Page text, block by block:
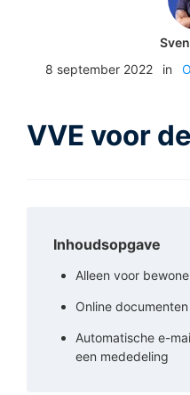
8 september 2022
in
VVE voor
Inhoudsopgave
Alleen voor
Online
Automatische e-
een mededeling